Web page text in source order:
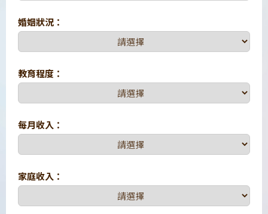
婚姻狀況：
教育程度：
每月收入：
家庭收入：